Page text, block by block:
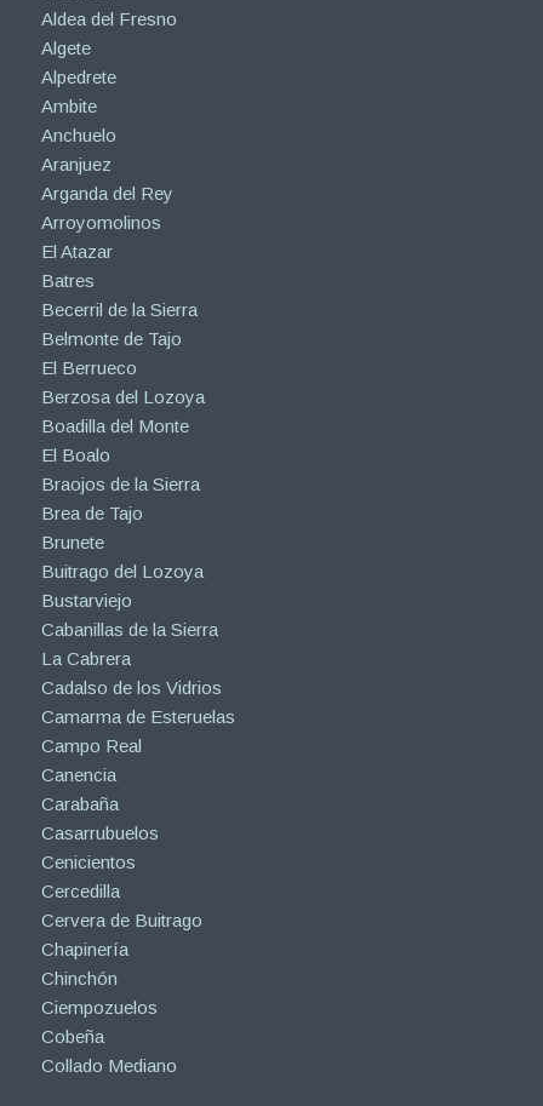
Aldea del Fresno
Algete
Alpedrete
Ambite
Anchuelo
Aranjuez
Arganda del Rey
Arroyomolinos
El Atazar
Batres
Becerril de la Sierra
Belmonte de Tajo
El Berrueco
Berzosa del Lozoya
Boadilla del Monte
El Boalo
Braojos de la Sierra
Brea de Tajo
Brunete
Buitrago del Lozoya
Bustarviejo
Cabanillas de la Sierra
La Cabrera
Cadalso de los Vidrios
Camarma de Esteruelas
Campo Real
Canencia
Carabaña
Casarrubuelos
Cenicientos
Cercedilla
Cervera de Buitrago
Chapinería
Chinchón
Ciempozuelos
Cobeña
Collado Mediano